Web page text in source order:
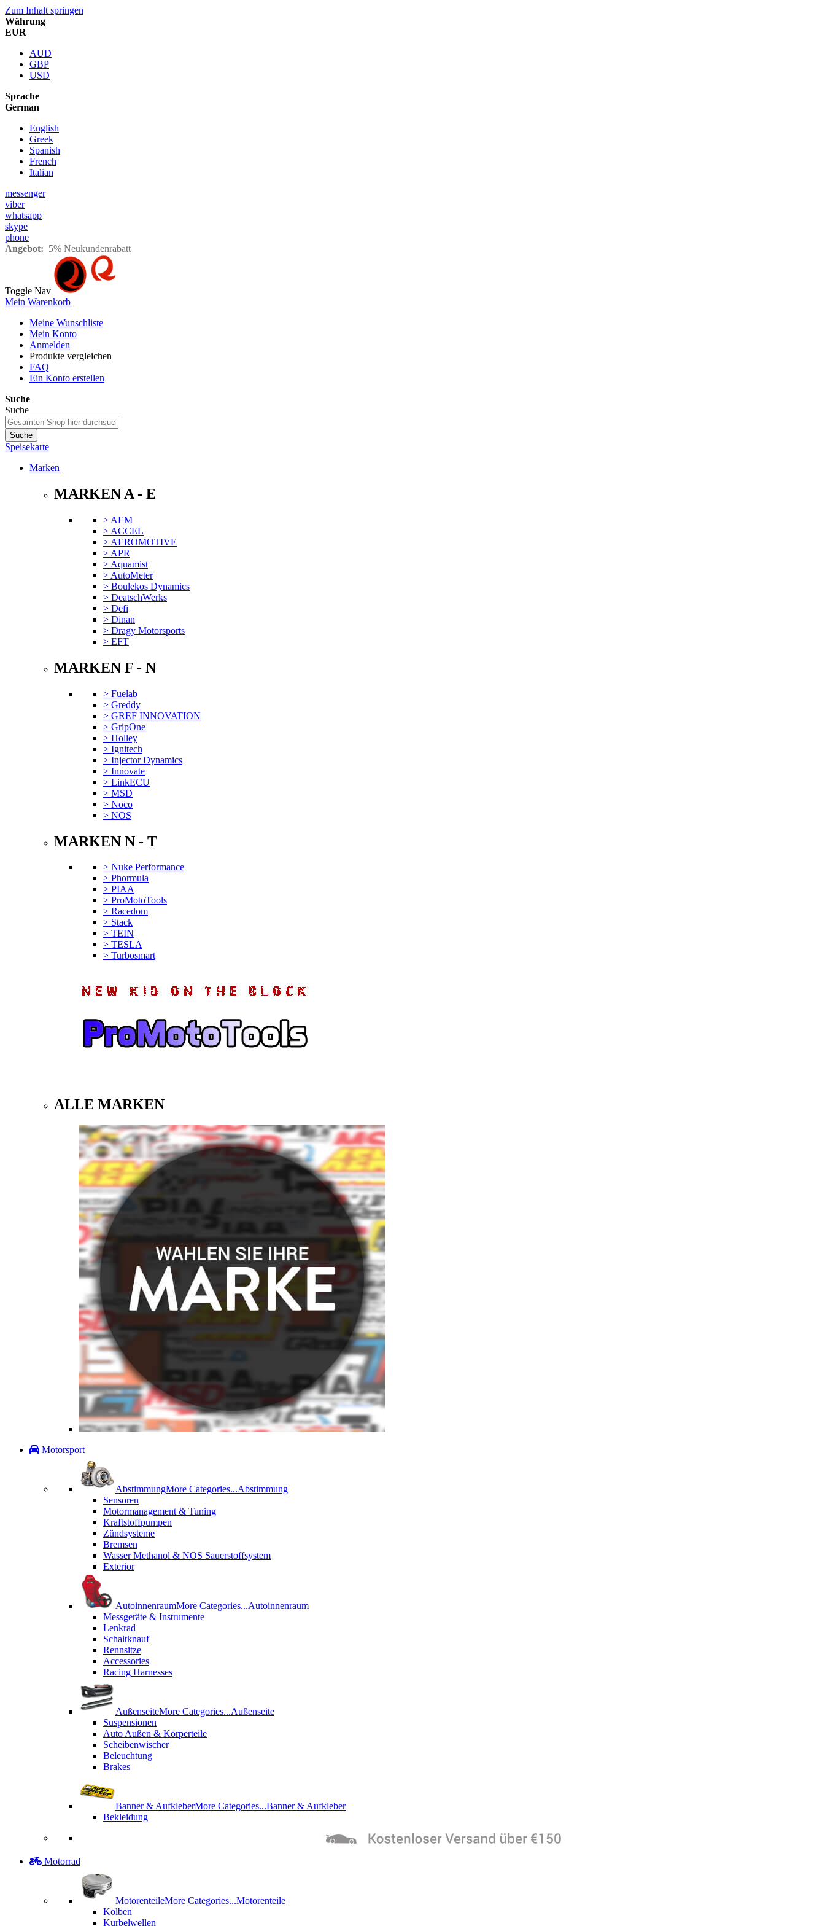
Zum Inhalt springen
Währung
EUR
AUD
GBP
USD
Sprache
German
English
Greek
Spanish
French
Italian
messenger
viber
whatsapp
skype
phone
Angebot: 5% Neukundenrabatt
Toggle Nav
Mein Warenkorb
Meine Wunschliste
Mein Konto
Anmelden
Produkte vergleichen
FAQ
Ein Konto erstellen
Suche
Suche
Suche
Speisekarte
Marken
MARKEN A - E
> AEM
> ACCEL
> AEROMOTIVE
> APR
> Aquamist
> AutoMeter
> Boulekos Dynamics
> DeatschWerks
> Defi
> Dinan
> Dragy Motorsports
> EFT
MARKEN F - N
> Fuelab
> Greddy
> GREF INNOVATION
> GripOne
> Holley
> Ignitech
> Injector Dynamics
> Innovate
> LinkECU
> MSD
> Noco
> NOS
MARKEN N - T
> Nuke Performance
> Phormula
> PIAA
> ProMotoTools
> Racedom
> Stack
> TEIN
> TESLA
> Turbosmart
ALLE MARKEN
Motorsport
AbstimmungMore Categories...Abstimmung
Sensoren
Motormanagement & Tuning
Kraftstoffpumpen
Zündsysteme
Bremsen
Wasser Methanol & NOS Sauerstoffsystem
Exterior
AutoinnenraumMore Categories...Autoinnenraum
Messgeräte & Instrumente
Lenkrad
Schaltknauf
Rennsitze
Accessories
Racing Harnesses
AußenseiteMore Categories...Außenseite
Suspensionen
Auto Außen & Körperteile
Scheibenwischer
Beleuchtung
Brakes
Banner & AufkleberMore Categories...Banner & Aufkleber
Bekleidung
Motorrad
MotorenteileMore Categories...Motorenteile
Kolben
Kurbelwellen